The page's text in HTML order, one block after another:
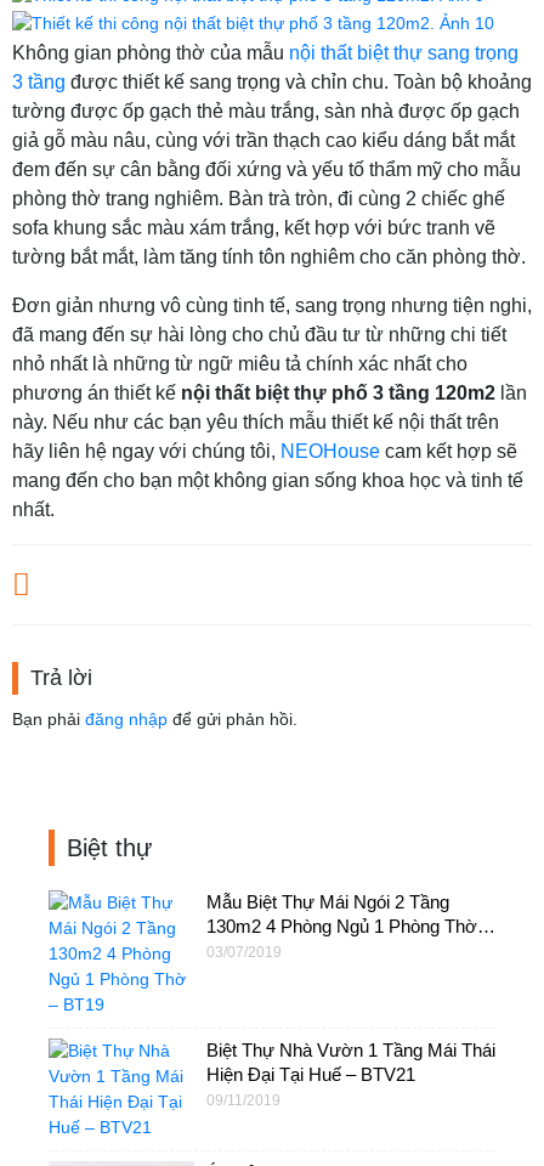
Không gian phòng thờ của mẫu nội thất biệt thự sang trọng
3 tầng được thiết kế sang trọng và chỉn chu. Toàn bộ khoảng
tường được ốp gạch thẻ màu trắng, sàn nhà được ốp gạch
giả gỗ màu nâu, cùng với trần thạch cao kiểu dáng bắt mắt
đem đến sự cân bằng đối xứng và yếu tố thẩm mỹ cho mẫu
phòng thờ trang nghiêm. Bàn trà tròn, đi cùng 2 chiếc ghế
sofa khung sắc màu xám trắng, kết hợp với bức tranh vẽ
tường bắt mắt, làm tăng tính tôn nghiêm cho căn phòng thờ.
Đơn giản nhưng vô cùng tinh tế, sang trọng nhưng tiện nghi,
đã mang đến sự hài lòng cho chủ đầu tư từ những chi tiết
nhỏ nhất là những từ ngữ miêu tả chính xác nhất cho
phương án thiết kế nội thất biệt thự phố 3 tầng 120m2 lần
này. Nếu như các bạn yêu thích mẫu thiết kế nội thất trên
hãy liên hệ ngay với chúng tôi, NEOHouse cam kết hợp sẽ
mang đến cho bạn một không gian sống khoa học và tinh tế
nhất.
Trả lời
Bạn phải đăng nhập để gửi phản hồi.
Biệt thự
Mẫu Biệt Thự Mái Ngói 2 Tầng
130m2 4 Phòng Ngủ 1 Phòng Thờ –
BT19
03/07/2019
Biệt Thự Nhà Vườn 1 Tầng Mái Thái
Hiện Đại Tại Huế – BTV21
09/11/2019